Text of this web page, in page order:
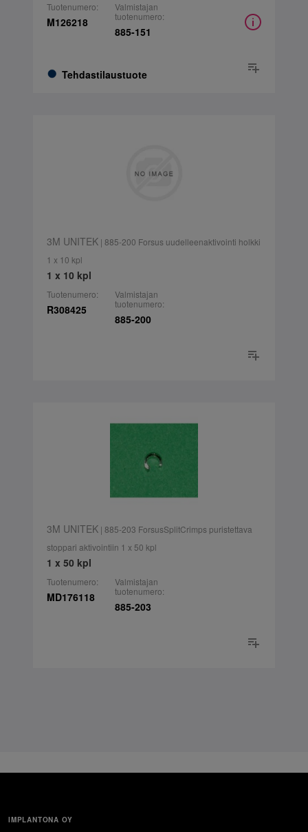
Tuotenumero:
M126218
Tehdastilaustuote
Valmistajan
tuotenumero:
885-151
3M UNITEK| 885-200 Forsus uudelleenaktivointi holkki
1 x 10 kpl
1 x 10 kpl
Tuotenumero:
R308425
Valmistajan
tuotenumero:
885-200
3M UNITEK| 885-203 ForsusSplitCrimps puristettava
stoppari aktivointiin 1 x 50 kpl
1 x 50 kpl
Tuotenumero:
MD176118
Valmistajan
tuotenumero:
885-203
IMPLANTONA OY